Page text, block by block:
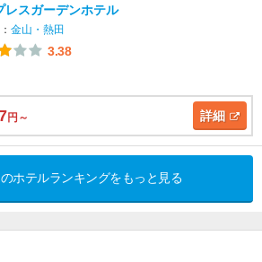
レスガーデンホテル
金山・熱田
3.38
円～ 詳細
ホテルランキングをもっと見る